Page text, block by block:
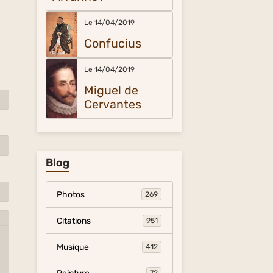
Le 14/04/2019
Confucius
Le 14/04/2019
Miguel de
Cervantes
Blog
Photos 269
Citations 951
Musique 412